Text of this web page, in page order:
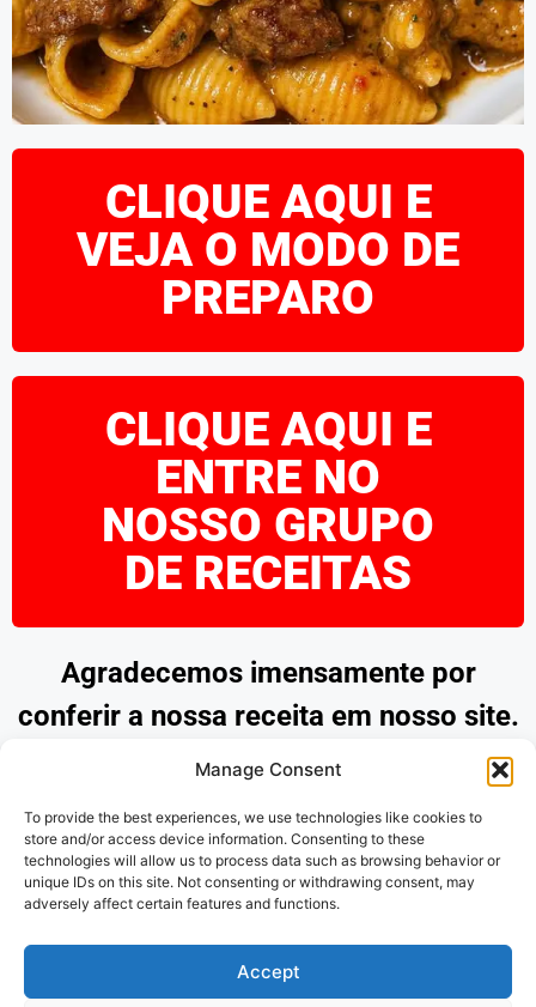
Manage Consent
To provide the best experiences, we use technologies like cookies to
store and/or access device information. Consenting to these
technologies will allow us to process data such as browsing behavior or
unique IDs on this site. Not consenting or withdrawing consent, may
adversely affect certain features and functions.
Accept
CLIQUE AQUI E
VEJA O MODO DE
PREPARO
CLIQUE AQUI E
ENTRE NO
NOSSO GRUPO
DE RECEITAS
Agradecemos imensamente por
conferir a nossa receita em nosso site.
Esperamos que tenha encontrado
pratos deliciosos. Continue explorando
as nossas opções e desfrute de
Obrigado por nos acompanhar!